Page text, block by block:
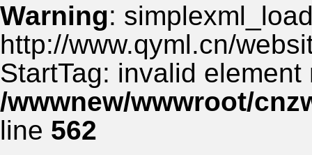
Warning:
http://www.qyml.cn/
StartTag: invalid element
/wwwnew/wwwroot/
line 562